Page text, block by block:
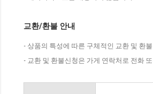
교환/환불 안내
- 상품의 특성에 따른 구체적인 교환 및 환
- 교환 및 환불신청은 가게 연락처로 전화